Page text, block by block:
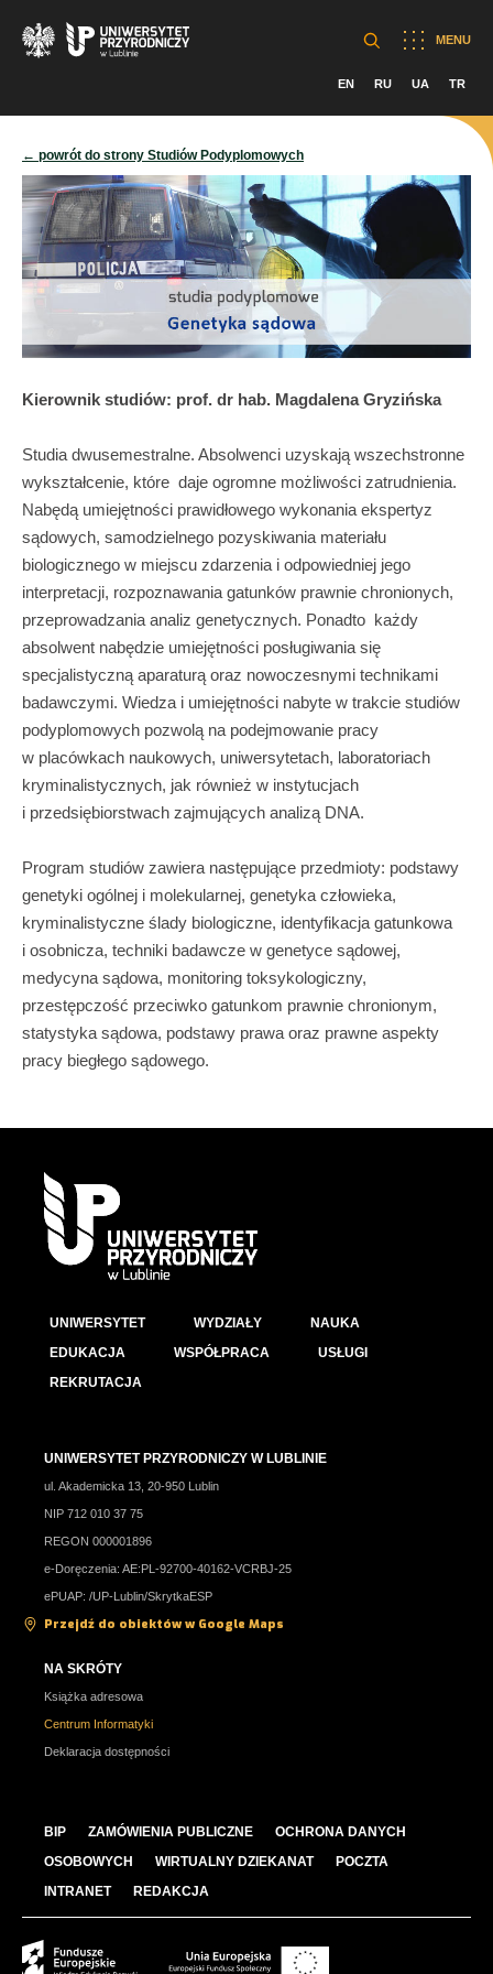
MENU
EN RU UA TR
← powrót do strony Studiów Podyplomowych
Kierownik studiów: prof. dr hab. Magdalena Gryzińska
Studia dwusemestralne. Absolwenci uzyskają wszechstronne
wykształcenie, które daje ogromne możliwości zatrudnienia.
Nabędą umiejętności prawidłowego wykonania ekspertyz
sądowych, samodzielnego pozyskiwania materiału
biologicznego w miejscu zdarzenia i odpowiedniej jego
interpretacji, rozpoznawania gatunków prawnie chronionych,
przeprowadzania analiz genetycznych. Ponadto każdy
absolwent nabędzie umiejętności posługiwania się
specjalistyczną aparaturą oraz nowoczesnymi technikami
badawczymi. Wiedza i umiejętności nabyte w trakcie studiów
podyplomowych pozwolą na podejmowanie pracy
w placówkach naukowych, uniwersytetach, laboratoriach
kryminalistycznych, jak również w instytucjach
i przedsiębiorstwach zajmujących analizą DNA.
Program studiów zawiera następujące przedmioty: podstawy
genetyki ogólnej i molekularnej, genetyka człowieka,
kryminalistyczne ślady biologiczne, identyfikacja gatunkowa
i osobnicza, techniki badawcze w genetyce sądowej,
medycyna sądowa, monitoring toksykologiczny,
przestępczość przeciwko gatunkom prawnie chronionym,
statystyka sądowa, podstawy prawa oraz prawne aspekty
pracy biegłego sądowego.
UNIWERSYTET WYDZIAŁY
NAUKA
EDUKACJA
WSPÓŁPRACA
USŁUGI
REKRUTACJA
UNIWERSYTET PRZYRODNICZY W LUBLINIE
ul. Akademicka 13, 20-950 Lublin
NIP 712 010 37 75
REGON 000001896
e-Doręczenia: AE:PL-92700-40162-VCRBJ-25
ePUAP: /UP-Lublin/SkrytkaESP
Przejdź do obiektów w Google Maps
NA SKRÓTY
Książka adresowa
Centrum Informatyki
Deklaracja dostępności
BIP ZAMÓWIENIA PUBLICZNE
OCHRONA DANYCH
OSOBOWYCH
WIRTUALNY DZIEKANAT
POCZTA
INTRANET
REDAKCJA